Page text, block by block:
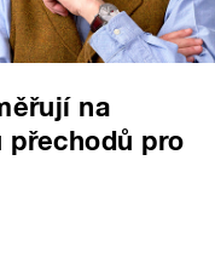
na
přechodů pro